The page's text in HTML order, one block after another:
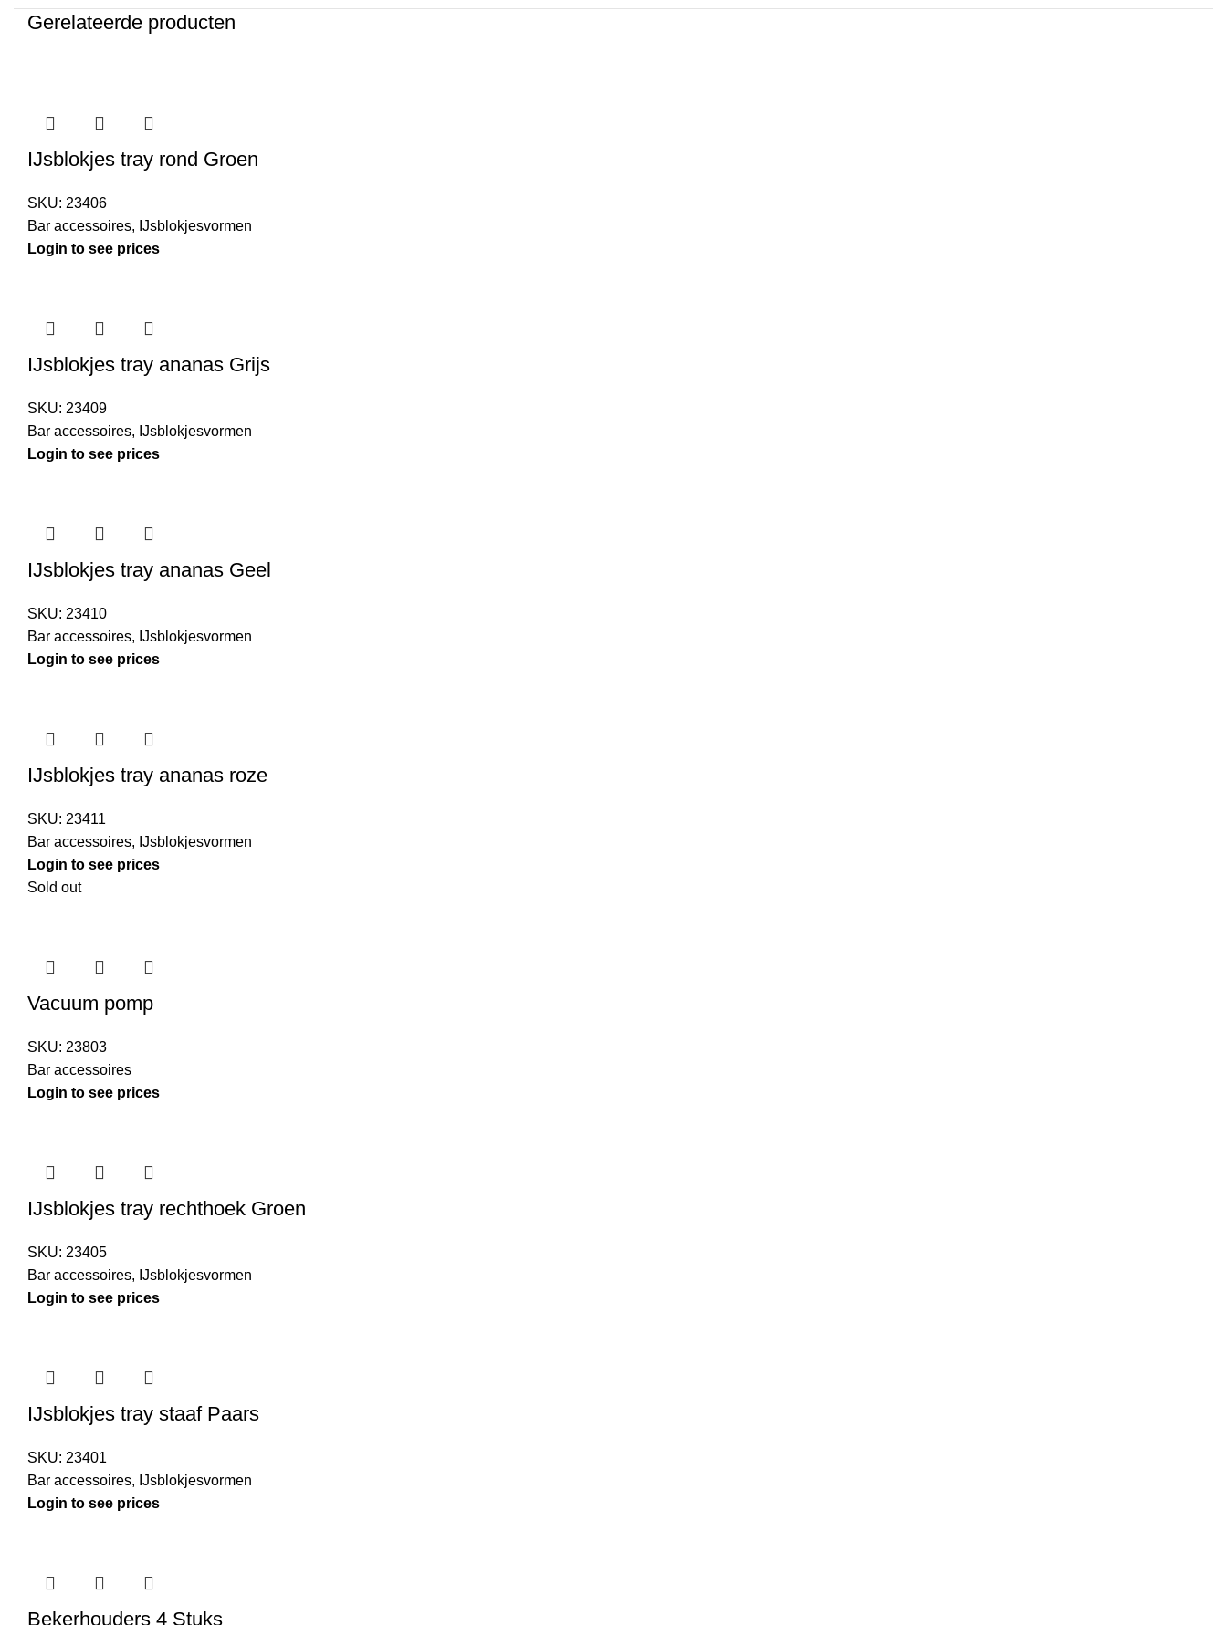
Gerelateerde producten
IJsblokjes tray rond Groen
SKU: 23406
Bar accessoires, IJsblokjesvormen
Login to see prices
IJsblokjes tray ananas Grijs
SKU: 23409
Bar accessoires, IJsblokjesvormen
Login to see prices
IJsblokjes tray ananas Geel
SKU: 23410
Bar accessoires, IJsblokjesvormen
Login to see prices
IJsblokjes tray ananas roze
SKU: 23411
Bar accessoires, IJsblokjesvormen
Login to see prices
Sold out
Vacuum pomp
SKU: 23803
Bar accessoires
Login to see prices
IJsblokjes tray rechthoek Groen
SKU: 23405
Bar accessoires, IJsblokjesvormen
Login to see prices
IJsblokjes tray staaf Paars
SKU: 23401
Bar accessoires, IJsblokjesvormen
Login to see prices
Bekerhouders 4 Stuks